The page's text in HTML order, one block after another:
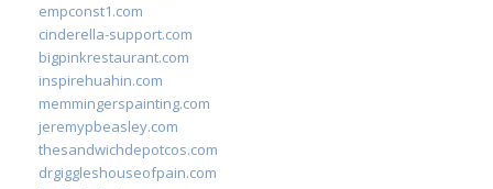
empconst1.com
cinderella-support.com
bigpinkrestaurant.com
inspirehuahin.com
memmingerspainting.com
jeremypbeasley.com
thesandwichdepotcos.com
drgiggleshouseofpain.com